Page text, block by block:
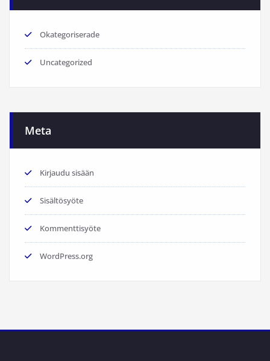
Okategoriserade
Uncategorized
Meta
Kirjaudu sisään
Sisältösyöte
Kommenttisyöte
WordPress.org